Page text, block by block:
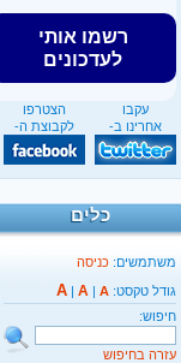
רשמו אותי
לעדכונים
הצטרפו
לקבוצת ה-
עקבו
אחרינו ב-
כלים
משתמשים: כניסה
גודל טקסט:
A | A | A
חיפוש:
עזרה בחיפוש